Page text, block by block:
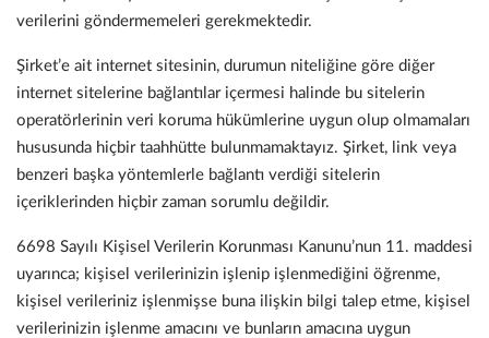
verilerini göndermemeleri gerekmektedir.
Şirket’e ait internet sitesinin, durumun niteliğine göre diğer
internet sitelerine bağlantılar içermesi halinde bu sitelerin
operatörlerinin veri koruma hükümlerine uygun olup olmamaları
hususunda hiçbir taahhütte bulunmamaktayız. Şirket, link veya
benzeri başka yöntemlerle bağlantı verdiği sitelerin
içeriklerinden hiçbir zaman sorumlu değildir.
6698 Sayılı Kişisel Verilerin Korunması Kanunu’nun 11. maddesi
uyarınca; kişisel verilerinizin işlenip işlenmediğini öğrenme,
kişisel verileriniz işlenmişse buna ilişkin bilgi talep etme, kişisel
verilerinizin işlenme amacını ve bunların amacına uygun